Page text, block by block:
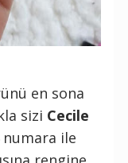
en sona
sizi Cecile
numara ile